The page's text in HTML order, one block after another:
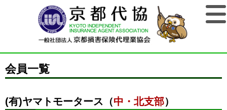
会員一覧
(有)ヤマトモータース（中・北支部）